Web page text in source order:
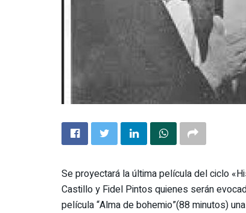
Se proyectará la última película del ciclo
Castillo y Fidel Pintos quienes serán
película “Alma de bohemio”(88 minutos)